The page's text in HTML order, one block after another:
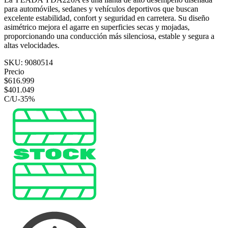
para automóviles, sedanes y vehículos deportivos que buscan
excelente estabilidad, confort y seguridad en carretera. Su diseño
asimétrico mejora el agarre en superficies secas y mojadas,
proporcionando una conducción más silenciosa, estable y segura a
altas velocidades.
SKU: 9080514
Precio
$616.999
$401.049
C/U-35%